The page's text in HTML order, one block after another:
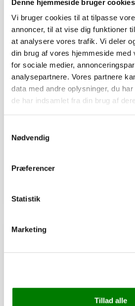
Denne hjemmeside bruger cookies
Vi bruger cookies til at tilpasse
annoncer, til at vise dig funktioner
at analysere vores trafik. Vi deler
din brug af vores hjemmeside med
for sociale medier,
analysepartnere. Vores partnere
data med andre oplysninger, du
de har indsamlet fra din brug af
Nødvendig
Præferencer
Statistik
Marketing
Tillad alle
8,00kr.
Afhentning og forsendelse